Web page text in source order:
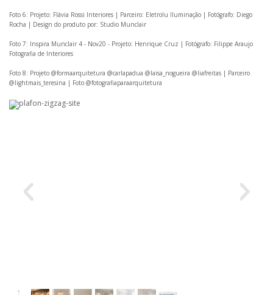
Foto 6: Projeto: Flávia Rossi Interiores | Parceiro: Eletrolu Iluminação | Fotógrafo: Diego
Rocha | Design do produto por: Studio Munclair
Foto 7: Inspira Munclair 4 - Nov20 - Projeto: Henrique Cruz | Fotógrafo: Filippe Araujo
Fotografia de Interiores
Foto 8: Projeto @formaarquitetura @carlapadua @laisa_nogueira @liafreitas | Parceiro
@lightmais_teresina | Foto @fotografiaparaarquitetura